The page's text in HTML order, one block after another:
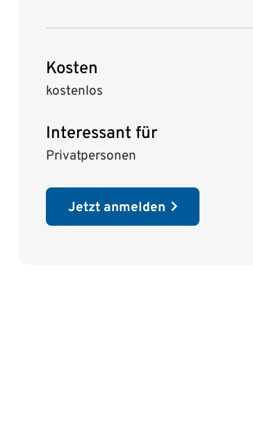
Kosten
kostenlos
Interessant für
Privatpersonen
Jetzt anmelden